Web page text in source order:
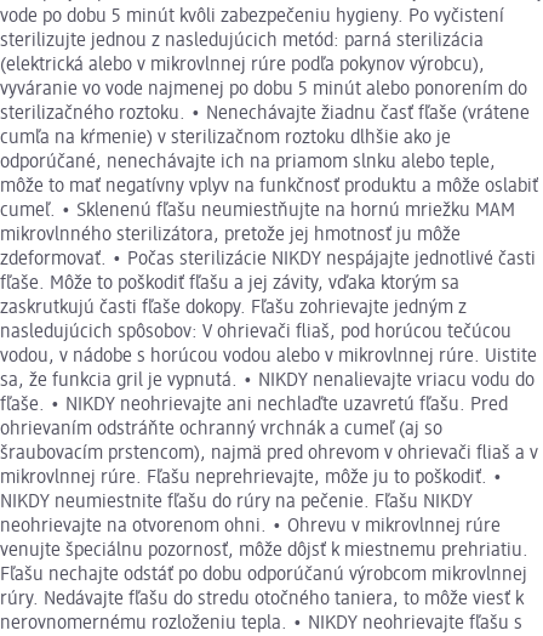
vode po dobu 5 minút kvôli zabezpečeniu hygieny. Po vyčistení
sterilizujte jednou z nasledujúcich metód: parná sterilizácia
(elektrická alebo v mikrovlnnej rúre podľa pokynov výrobcu),
vyváranie vo vode najmenej po dobu 5 minút alebo ponorením do
sterilizačného roztoku. • Nenechávajte žiadnu časť fľaše (vrátene
cumľa na kŕmenie) v sterilizačnom roztoku dlhšie ako je
odporúčané, nenechávajte ich na priamom slnku alebo teple,
môže to mať negatívny vplyv na funkčnosť produktu a môže oslabiť
cumeľ. • Sklenenú fľašu neumiestňujte na hornú mriežku MAM
mikrovlnného sterilizátora, pretože jej hmotnosť ju môže
zdeformovať. • Počas sterilizácie NIKDY nespájajte jednotlivé časti
fľaše. Môže to poškodiť fľašu a jej závity, vďaka ktorým sa
zaskrutkujú časti fľaše dokopy. Fľašu zohrievajte jedným z
nasledujúcich spôsobov: V ohrievači fliaš, pod horúcou tečúcou
vodou, v nádobe s horúcou vodou alebo v mikrovlnnej rúre. Uistite
sa, že funkcia gril je vypnutá. • NIKDY nenalievajte vriacu vodu do
fľaše. • NIKDY neohrievajte ani nechlaďte uzavretú fľašu. Pred
ohrievaním odstráňte ochranný vrchnák a cumeľ (aj so
šraubovacím prstencom), najmä pred ohrevom v ohrievači fliaš a v
mikrovlnnej rúre. Fľašu neprehrievajte, môže ju to poškodiť. •
NIKDY neumiestnite fľašu do rúry na pečenie. Fľašu NIKDY
neohrievajte na otvorenom ohni. • Ohrevu v mikrovlnnej rúre
venujte špeciálnu pozornosť, môže dôjsť k miestnemu prehriatiu.
Fľašu nechajte odstáť po dobu odporúčanú výrobcom mikrovlnnej
rúry. Nedávajte fľašu do stredu otočného taniera, to môže viesť k
nerovnomernému rozloženiu tepla. • NIKDY neohrievajte fľašu s